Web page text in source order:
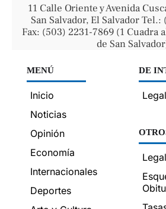
11 Calle Oriente y Avenida
San Salvador, El Salvador
Fax: (503) 2231-7869 (1 Cuadra
de San
MENÚ
Inicio
Noticias
Opinión
Economía
Internacionales
Deportes
DE
Legal